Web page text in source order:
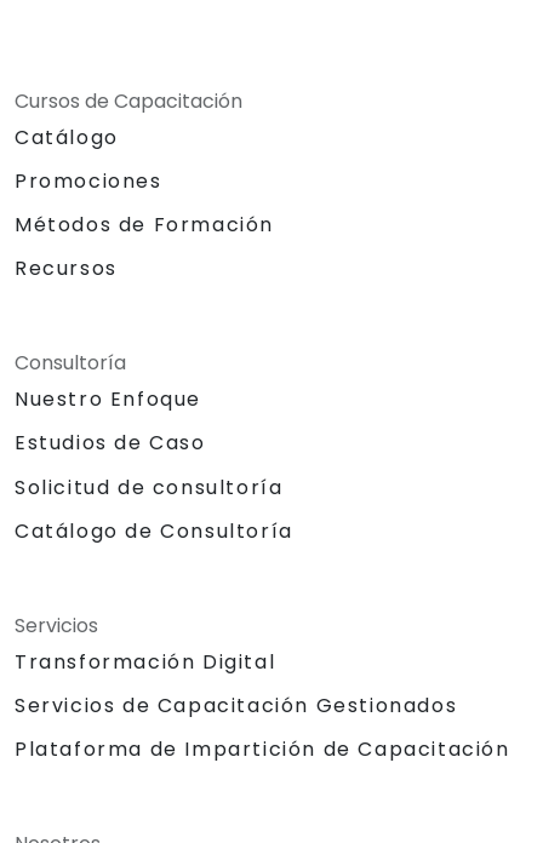
Cursos de Capacitación
Catálogo
Promociones
Métodos de Formación
Recursos
Consultoría
Nuestro Enfoque
Estudios de Caso
Solicitud de consultoría
Catálogo de Consultoría
Servicios
Transformación Digital
Servicios de Capacitación Gestionados
Plataforma de Impartición de Capacitación